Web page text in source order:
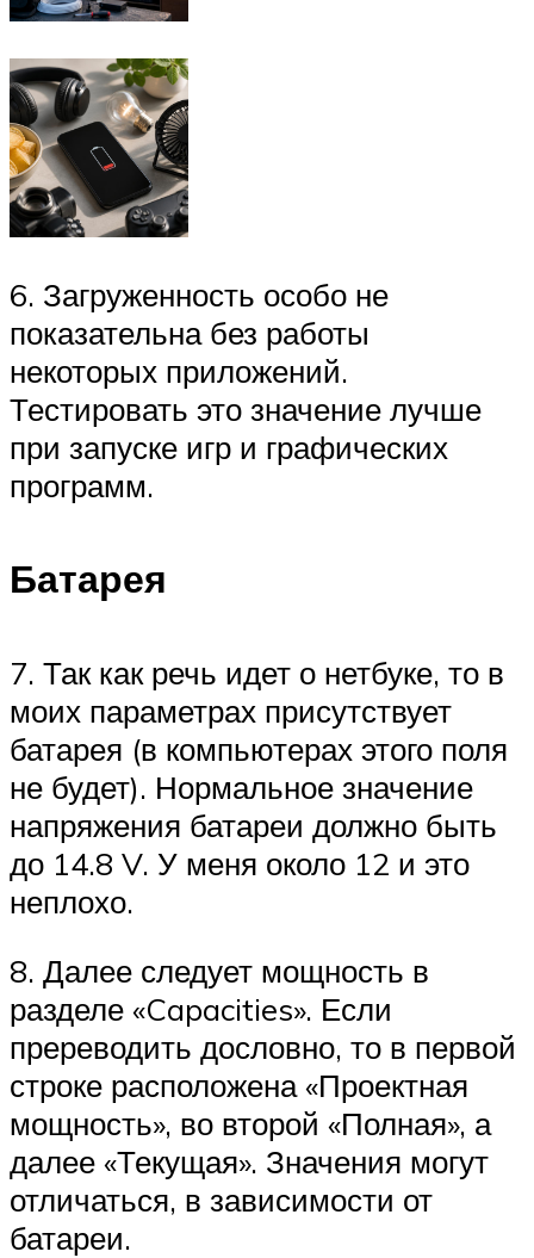
6. Загруженность особо не
показательна без работы
некоторых приложений.
Тестировать это значение лучше
при запуске игр и графических
программ.
Батарея
7. Так как речь идет о нетбуке, то в
моих параметрах присутствует
батарея (в компьютерах этого поля
не будет). Нормальное значение
напряжения батареи должно быть
до 14.8 V. У меня около 12 и это
неплохо.
8. Далее следует мощность в
разделе «Capacities». Если
пререводить дословно, то в первой
строке расположена «Проектная
мощность», во второй «Полная», а
далее «Текущая». Значения могут
отличаться, в зависимости от
батареи.